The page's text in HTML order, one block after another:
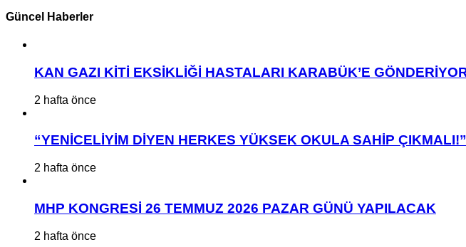
Güncel Haberler
KAN GAZI KİTİ EKSİKLİĞİ HASTALARI KARABÜK’E
2 hafta önce
“YENİCELİYİM DİYEN HERKES YÜKSEK OKULA SAHİP ÇIKMALI!”
2 hafta önce
MHP KONGRESİ 26 TEMMUZ 2026 PAZAR GÜNÜ YAPILACAK
2 hafta önce